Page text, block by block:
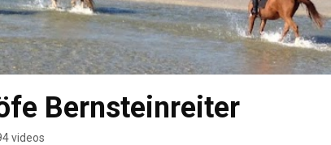
Bernsteinreiter
videos